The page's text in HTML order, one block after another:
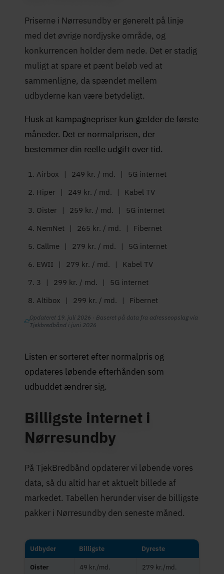
Priserne i Nørresundby er generelt på linje
med det øvrige nordjyske område, og
konkurrencen holder dem nede. Det er stadig
muligt at spare et pænt beløb ved at
sammenligne, da spændet mellem
udbyderne kan være betydeligt.
Husk at kampagnepriser kun gælder de første
måneder. Det er normalprisen, der
bestemmer din reelle udgift over tid.
Airbox | 249 kr. / md. |
5G internet
Hiper
| 249 kr. / md. |
Kabel TV
Oister
| 259 kr. / md. |
5G internet
NemNet
| 265 kr. / md. |
Fibernet
Callme
| 279 kr. / md. |
5G internet
EWII
| 279 kr. / md. |
Kabel TV
3
| 299 kr. / md. |
5G internet
Altibox
| 299 kr. / md. | Fibernet
Opdateret 19. juli 2026 · Baseret på data fra adresseopslag via
Tjekbredbånd i juni 2026
Listen er sorteret efter normalpris og
opdateres løbende efterhånden som
udbuddet ændrer sig.
Billigste internet i
Nørresundby
På TjekBredbånd opdaterer vi løbende vores
data, så du altid har et aktuelt billede af
markedet. Tabellen herunder viser de billigste
pakker i Nørresundby den seneste måned.
Udbyder Billigste Dyreste
Oister 49 kr./md. 279 kr./md.